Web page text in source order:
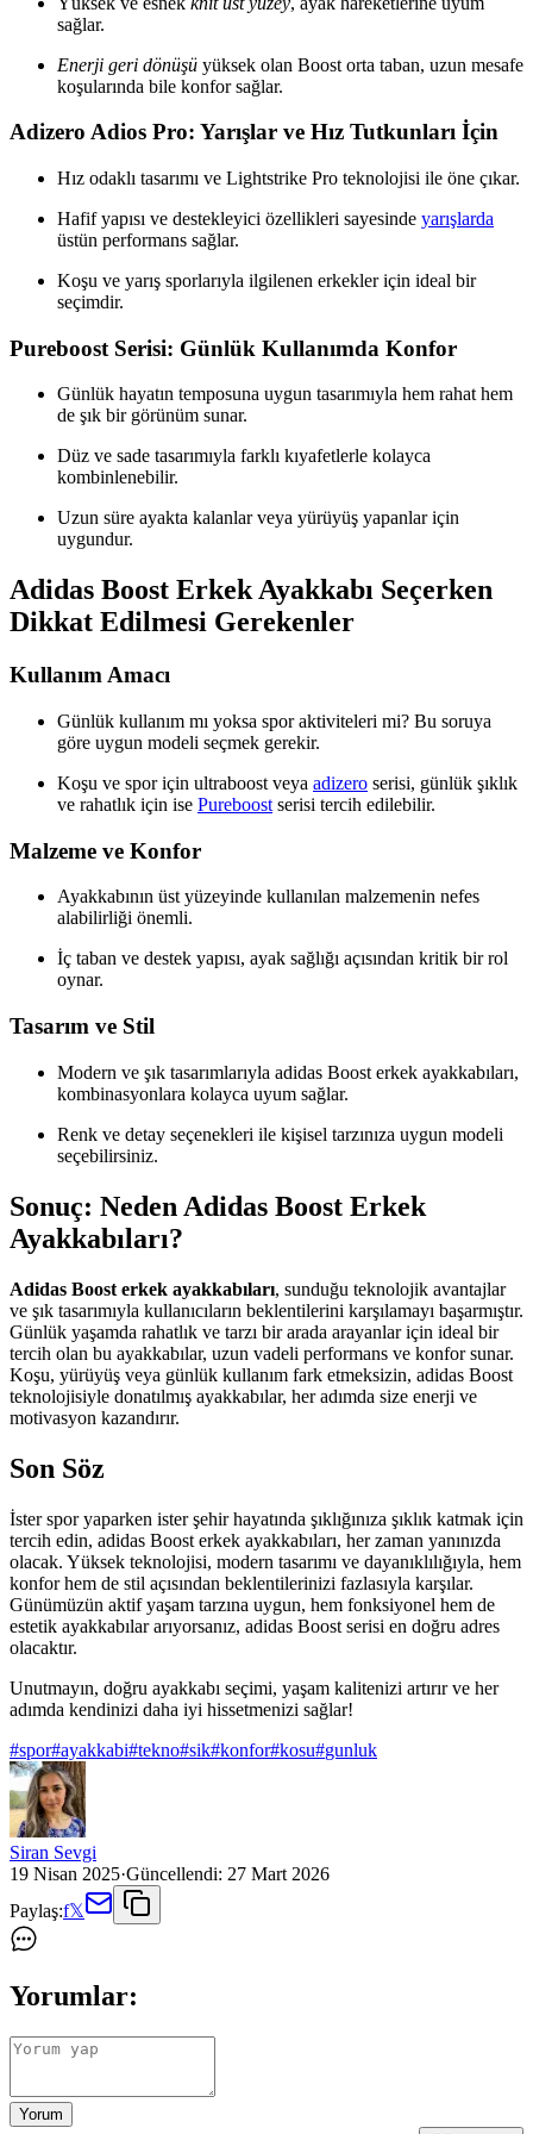
sağlar.
Enerji geri dönüşü yüksek olan Boost orta taban, uzun mesafe
koşularında bile konfor sağlar.
Adizero Adios Pro: Yarışlar ve Hız Tutkunları İçin
Hız odaklı tasarımı ve Lightstrike Pro teknolojisi ile öne çıkar.
Hafif yapısı ve destekleyici özellikleri sayesinde yarışlarda
üstün performans sağlar.
Koşu ve yarış sporlarıyla ilgilenen erkekler için ideal bir
seçimdir.
Pureboost Serisi: Günlük Kullanımda Konfor
Günlük hayatın temposuna uygun tasarımıyla hem rahat hem
de şık bir görünüm sunar.
Düz ve sade tasarımıyla farklı kıyafetlerle kolayca
kombinlenebilir.
Uzun süre ayakta kalanlar veya yürüyüş yapanlar için
uygundur.
Adidas Boost Erkek Ayakkabı Seçerken
Dikkat Edilmesi Gerekenler
Kullanım Amacı
Günlük kullanım mı yoksa spor aktiviteleri mi? Bu soruya
göre uygun modeli seçmek gerekir.
Koşu ve spor için ultraboost veya adizero serisi, günlük şıklık
ve rahatlık için ise Pureboost serisi tercih edilebilir.
Malzeme ve Konfor
Ayakkabının üst yüzeyinde kullanılan malzemenin nefes
alabilirliği önemli.
İç taban ve destek yapısı, ayak sağlığı açısından kritik bir rol
oynar.
Tasarım ve Stil
Modern ve şık tasarımlarıyla adidas Boost erkek ayakkabıları,
kombinasyonlara kolayca uyum sağlar.
Renk ve detay seçenekleri ile kişisel tarzınıza uygun modeli
seçebilirsiniz.
Sonuç: Neden Adidas Boost Erkek
Ayakkabıları?
Adidas Boost erkek ayakkabıları, sunduğu teknolojik avantajlar
ve şık tasarımıyla kullanıcıların beklentilerini karşılamayı başarmıştır.
Günlük yaşamda rahatlık ve tarzı bir arada arayanlar için ideal bir
tercih olan bu ayakkabılar, uzun vadeli performans ve konfor sunar.
Koşu, yürüyüş veya günlük kullanım fark etmeksizin, adidas Boost
teknolojisiyle donatılmış ayakkabılar, her adımda size enerji ve
motivasyon kazandırır.
Son Söz
İster spor yaparken ister şehir hayatında şıklığınıza şıklık katmak için
tercih edin, adidas Boost erkek ayakkabıları, her zaman yanınızda
olacak. Yüksek teknolojisi, modern tasarımı ve dayanıklılığıyla, hem
konfor hem de stil açısından beklentilerinizi fazlasıyla karşılar.
Günümüzün aktif yaşam tarzına uygun, hem fonksiyonel hem de
estetik ayakkabılar arıyorsanız, adidas Boost serisi en doğru adres
olacaktır.
Unutmayın, doğru ayakkabı seçimi, yaşam kalitenizi artırır ve her
adımda kendinizi daha iyi hissetmenizi sağlar!
#spor#ayakkabi#tekno#sik#konfor#kosu#gunluk
Siran Sevgi
19 Nisan 2025·Güncellendi: 27 Mart 2026
Paylaş:f𝕏
Yorumlar:
Yorum